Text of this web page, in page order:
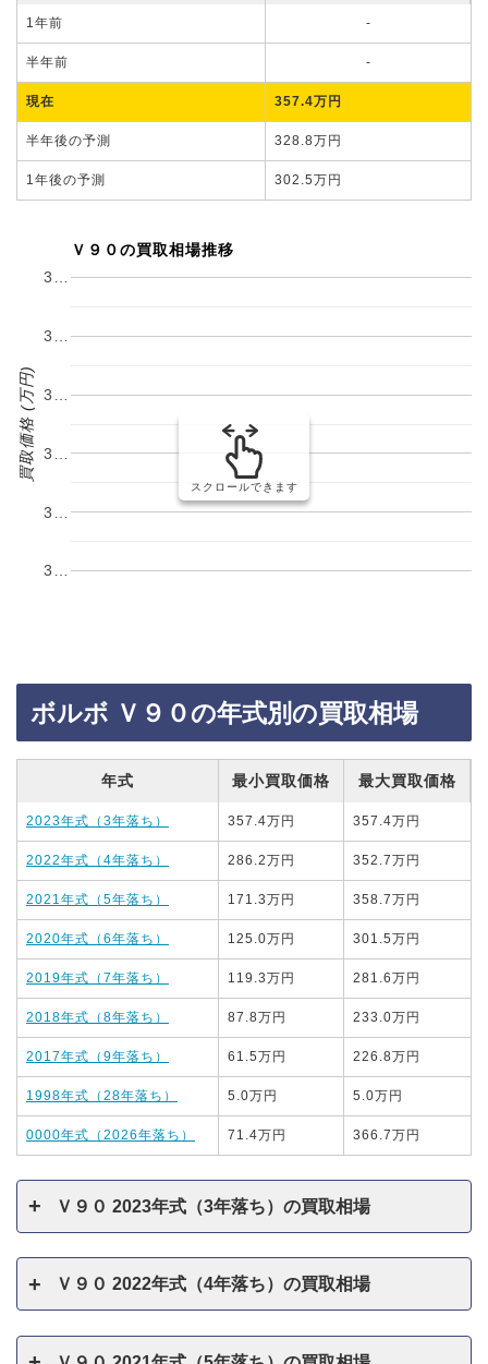
1年前 -
半年前 -
現在 357.4万円
半年後の予測 328.8万円
1年後の予測 302.5万円
Ｖ９０の買取相場推移
3…
3…
3…
3…
3…
3…
買取価格 (万円)
スクロールできます
ボルボ Ｖ９０の年式別の買取相場
年式 最小買取価格 最大買取価格
2023年式（3年落ち） 357.4万円 357.4万円
2022年式（4年落ち） 286.2万円 352.7万円
2021年式（5年落ち） 171.3万円 358.7万円
2020年式（6年落ち） 125.0万円 301.5万円
2019年式（7年落ち） 119.3万円 281.6万円
2018年式（8年落ち） 87.8万円 233.0万円
2017年式（9年落ち） 61.5万円 226.8万円
1998年式（28年落ち） 5.0万円 5.0万円
0000年式（2026年落ち） 71.4万円 366.7万円
Ｖ９０ 2023年式（3年落ち）の買取相場
Ｖ９０ 2022年式（4年落ち）の買取相場